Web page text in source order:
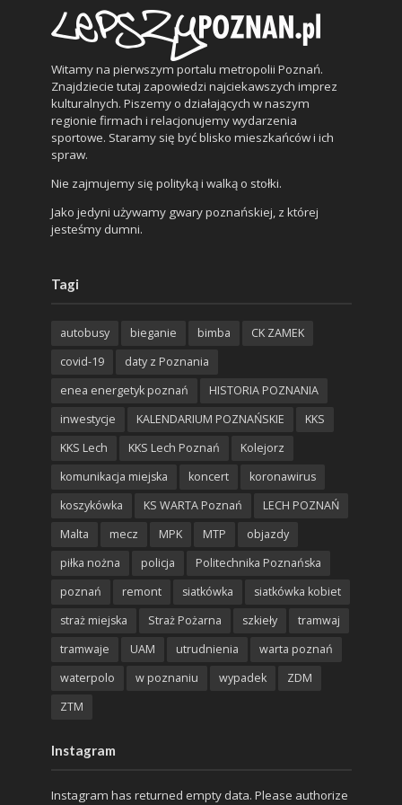
Witamy na pierwszym portalu metropolii Poznań.
Znajdziecie tutaj zapowiedzi najciekawszych imprez
kulturalnych. Piszemy o działających w naszym
regionie firmach i relacjonujemy wydarzenia
sportowe. Staramy się być blisko mieszkańców i ich
spraw.
Nie zajmujemy się polityką i walką o stołki.
Jako jedyni używamy gwary poznańskiej, z której
jesteśmy dumni.
Tagi
autobusy bieganie bimba
CK ZAMEK
covid-19
daty z Poznania
enea energetyk poznań
HISTORIA POZNANIA
inwestycje
KALENDARIUM POZNAŃSKIE
KKS
KKS Lech
KKS Lech Poznań
Kolejorz
komunikacja miejska
koncert
koronawirus
koszykówka
KS WARTA Poznań
LECH POZNAŃ
Malta
mecz MPK MTP
objazdy
piłka nożna
policja
Politechnika Poznańska
poznań
remont siatkówka
siatkówka kobiet
straż miejska
Straż Pożarna szkieły
tramwaj
tramwaje
UAM utrudnienia
warta poznań
waterpolo
w poznaniu wypadek
ZDM
ZTM
Instagram
Instagram has returned empty data. Please authorize